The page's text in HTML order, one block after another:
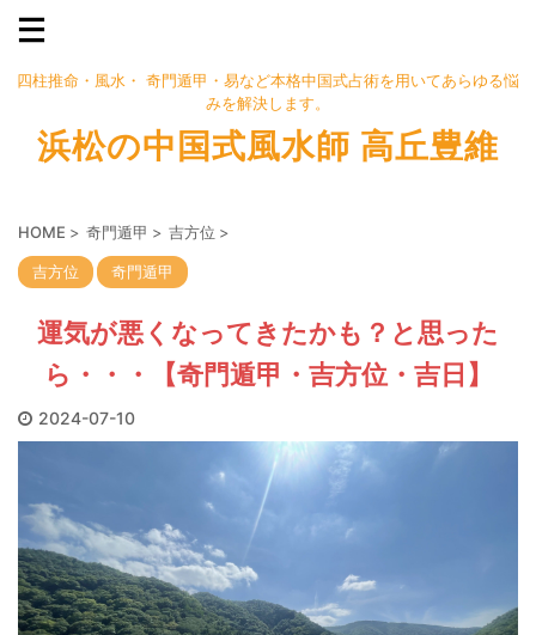
四柱推命・風水・ 奇門遁甲・易など本格中国式占術を用いてあらゆる悩
みを解決します。
浜松の中国式風水師 高丘豊維
HOME > 奇門遁甲 > 吉方位 >
吉方位 奇門遁甲
運気が悪くなってきたかも？と思った
ら・・・【奇門遁甲・吉方位・吉日】
2024-07-10